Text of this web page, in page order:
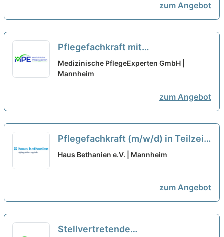
zum Angebot
Pflegefachkraft mit
Praxisanleitung (m/w/d) in Teilzeit
(20-30 Stunden/Woche) – Werde
Medizinische PflegeExperten GmbH |
Mannheim
zum Angebot
Pflegefachkraft (m/w/d) in Teilzeit
(20-25h / Woche) – Sichern Sie
Haus Bethanien e.V. | Mannheim
zum Angebot
Stellvertretende